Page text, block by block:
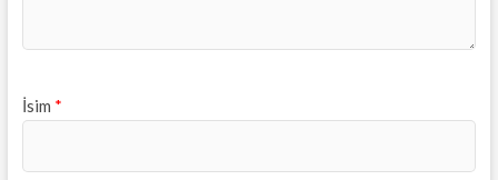
İsim *